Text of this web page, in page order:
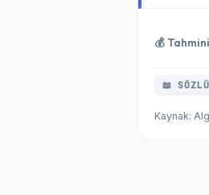
💰
📖
Kaynak: